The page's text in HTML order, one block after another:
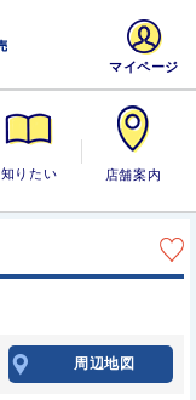
知りたい 店舗案内
マイページ
周辺地図